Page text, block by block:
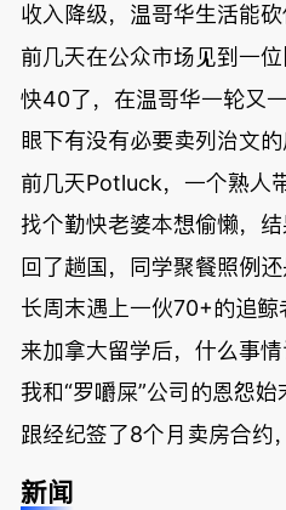
收入降级，温哥华生活能砍
前几天在公众市场见到一
快40了，在温哥华一轮又
眼下有没有必要卖列治文
前几天Potluck，一个熟人
找个勤快老婆本想偷懒，
回了趟国，同学聚餐照例
长周末遇上一伙70+的追鲸
来加拿大留学后，什么事情
我和“罗嚼屎”公司的恩怨始
跟经纪签了8个月卖房合约
新闻